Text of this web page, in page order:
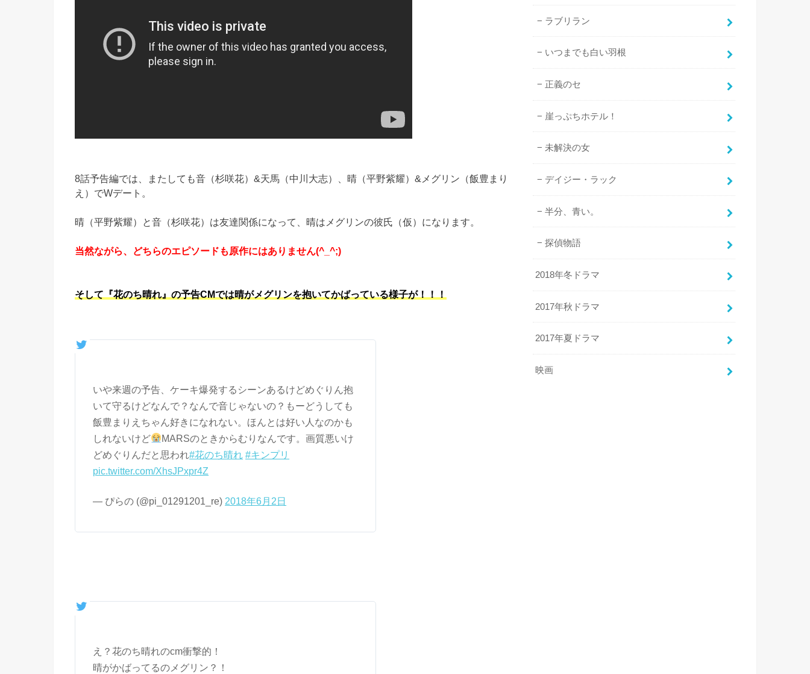
8話予告編では、またしても音（杉咲花）&天馬（中川大志）、晴（平野紫耀）&メグリン（飯豊まり
え）でWデート。
晴（平野紫耀）と音（杉咲花）は友達関係になって、晴はメグリンの彼氏（仮）になります。
当然ながら、どちらのエピソードも原作にはありません(^_^;)
そして『花のち晴れ』の予告CMでは晴がメグリンを抱いてかばっている様子が！！！
いや来週の予告、ケーキ爆発するシーンあるけどめぐりん抱
いて守るけどなんで？なんで音じゃないの？もーどうしても
飯豊まりえちゃん好きになれない。ほんとは好い人なのかも
しれないけど
MARSのときからむりなんです。画質悪いけ
どめぐりんだと思われ#花のち晴れ #キンプリ
pic.twitter.com/XhsJPxpr4Z
— ぴらの (@pi_01291201_re) 2018年6月2日
え？花のち晴れのcm衝撃的！
晴がかばってるのメグリン？！
ラブリラン
いつまでも白い羽根
正義のセ
崖っぷちホテル！
未解決の女
デイジー・ラック
半分、青い。
探偵物語
2018年冬ドラマ
2017年秋ドラマ
2017年夏ドラマ
映画